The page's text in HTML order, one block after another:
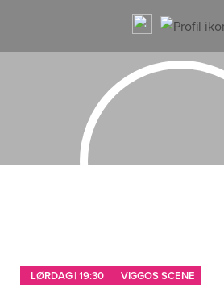
LØRDAG | 19:30 VIGGOS SCENE